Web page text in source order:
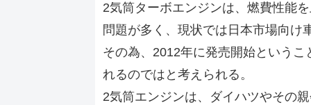
2気筒ターボエンジンは、燃費性能
問題が多く、現状では日本市場向け
その為、2012年に発売開始という
れるのではと考えられる。
2気筒エンジンは、ダイハツやその